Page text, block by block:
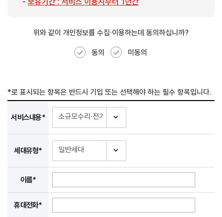
있습니다. 그러나 동의를 거부할 경우 서비스 이용이
위와 같이 개인정보를 수집·이용하는데 동의하십니까?
동의 미동의
*로 표시되는 항목은 반드시 기입 또는 선택해야 하는 필수 항목입니다.
서비스내용*
세대유형*
이름*
휴대전화*